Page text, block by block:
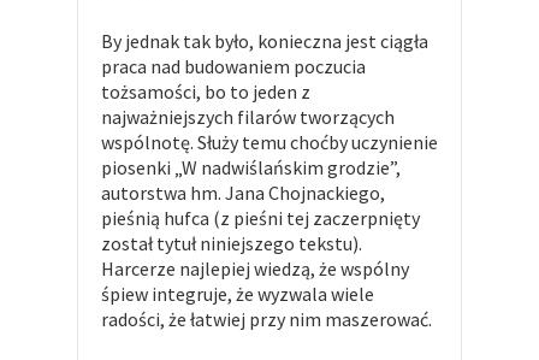
By jednak tak było, konieczna jest ciągła
praca nad budowaniem poczucia
tożsamości, bo to jeden z
najważniejszych filarów tworzących
wspólnotę. Służy temu choćby uczynienie
piosenki „W nadwiślańskim grodzie”,
autorstwa hm. Jana Chojnackiego,
pieśnią hufca (z pieśni tej zaczerpnięty
został tytuł niniejszego tekstu).
Harcerze najlepiej wiedzą, że wspólny
śpiew integruje, że wyzwala wiele
radości, że łatwiej przy nim maszerować.